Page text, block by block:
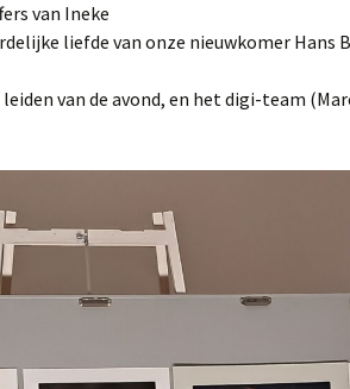
van Ineke
liefde van onze nieuwkomer Hans
van de avond, en het digi-team